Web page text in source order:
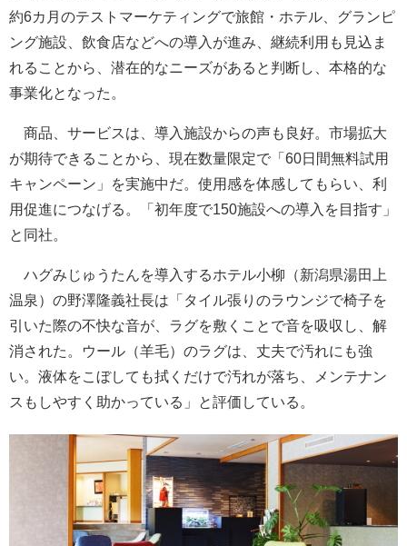
約6カ月のテストマーケティングで旅館・ホテル、グランピ
ング施設、飲食店などへの導入が進み、継続利用も見込ま
れることから、潜在的なニーズがあると判断し、本格的な
事業化となった。
商品、サービスは、導入施設からの声も良好。市場拡大
が期待できることから、現在数量限定で「60日間無料試用
キャンペーン」を実施中だ。使用感を体感してもらい、利
用促進につなげる。「初年度で150施設への導入を目指す」
と同社。
ハグみじゅうたんを導入するホテル小柳（新潟県湯田上
温泉）の野澤隆義社長は「タイル張りのラウンジで椅子を
引いた際の不快な音が、ラグを敷くことで音を吸収し、解
消された。ウール（羊毛）のラグは、丈夫で汚れにも強
い。液体をこぼしても拭くだけで汚れが落ち、メンテナン
スもしやすく助かっている」と評価している。